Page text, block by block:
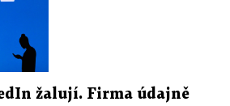
žalují. Firma údajně